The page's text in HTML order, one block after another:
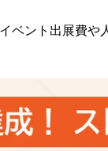
ベント出展費